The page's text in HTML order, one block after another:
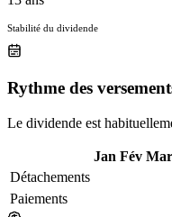
Stabilité du dividende
Rythme des
Le dividende est
Jan Fév Mar
Détachements
Paiements